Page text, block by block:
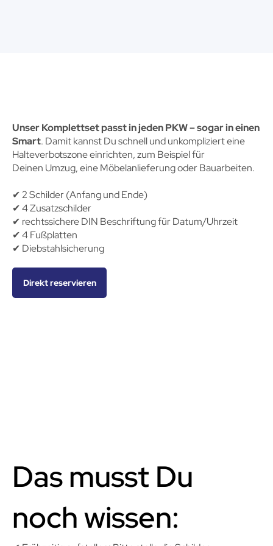
Unser Komplettset passt in jeden PKW – sogar in einen
Smart. Damit kannst Du schnell und unkompliziert eine
Halteverbotszone einrichten, zum Beispiel für
Deinen Umzug, eine Möbelanlieferung oder Bauarbeiten.
✔︎ 2 Schilder (Anfang und Ende)
✔︎ 4 Zusatzschilder
✔︎ rechtssichere DIN Beschriftung für Datum/Uhrzeit
✔︎ 4 Fußplatten
✔︎ Diebstahlsicherung
Direkt reservieren
Das musst Du
noch wissen: